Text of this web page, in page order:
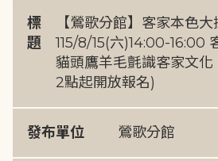
標
題
【鶯歌分館】客家本色
115/8/15(六)14:00-16:00
貓頭鷹羊毛氈識客家文化
2點起開放報名)
發布單位 鶯歌分館